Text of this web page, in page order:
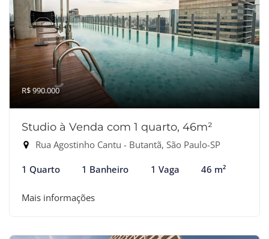
R$ 990.000
Studio à Venda com 1 quarto, 46m²
Rua Agostinho Cantu - Butantã, São Paulo-SP
1 Quarto 1 Banheiro 1 Vaga 46 m²
Mais informações